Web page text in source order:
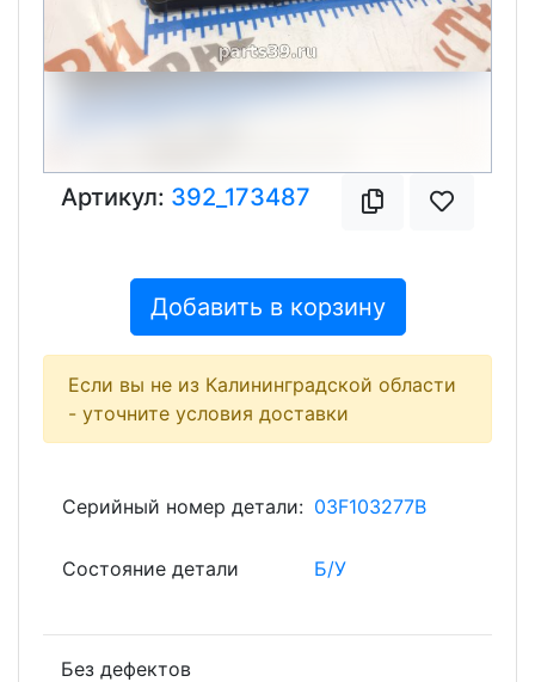
Артикул: 392_173487
Добавить в корзину
Если вы не из Калининградской области
- уточните условия доставки
Серийный номер детали: 03F103277B
Состояние детали Б/У
Без дефектов